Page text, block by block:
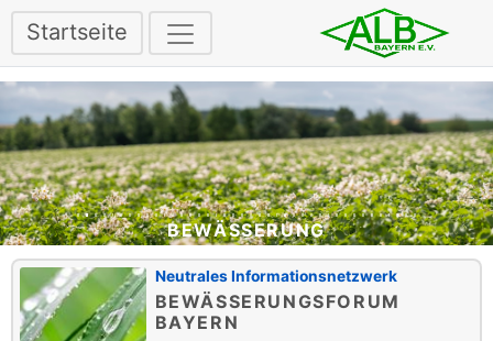
Startseite
BEWÄSSERUNG
Neutrales Informationsnetzwerk
BEWÄSSERUNGSFORUM
BAYERN